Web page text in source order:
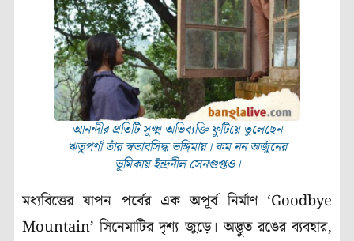
আনন্দীর প্রতিটি সূক্ষ্ম অভিব্যক্তি ফুটিয়ে তুলেছেন
ঋতুপর্ণা তাঁর স্বভাবসিদ্ধ ভঙ্গিমায়। কম নন অর্জুনের
ভূমিকায় ইন্দ্রনীল সেনগুপ্তও।
মধ্যবিত্তের যাপন পর্বের এক অপূর্ব নির্মাণ ‘Goodbye
Mountain’ সিনেমাটির দৃশ্য জুড়ে। অদ্ভুত রঙের ব্যবহার,